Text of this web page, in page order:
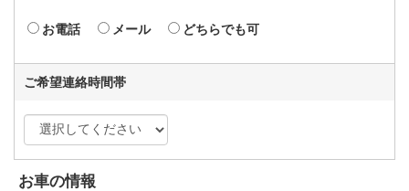
お電話 メール どちらでも可
ご希望連絡時間帯
お車の情報